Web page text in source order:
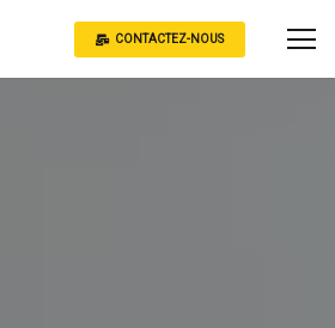
CONTACTEZ-NOUS